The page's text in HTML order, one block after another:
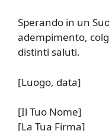
Sperando in un
adempimento,
distinti saluti.
[Luogo, data]
[Il Tuo Nome]
[La Tua Firma]